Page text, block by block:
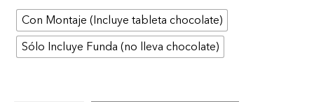
Con Montaje (Incluye tableta chocolate)
Sólo Incluye Funda (no lleva chocolate)